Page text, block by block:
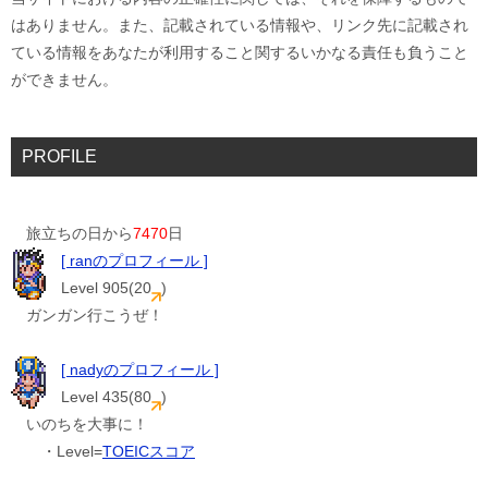
はありません。また、記載されている情報や、リンク先に記載され
ている情報をあなたが利用すること関するいかなる責任も負うこと
ができません。
PROFILE
旅立ちの日から7470日
[ ranのプロフィール ]
Level 905(20 )
ガンガン行こうぜ！
[ nadyのプロフィール ]
Level 435(80 )
いのちを大事に！
・Level=TOEICスコア